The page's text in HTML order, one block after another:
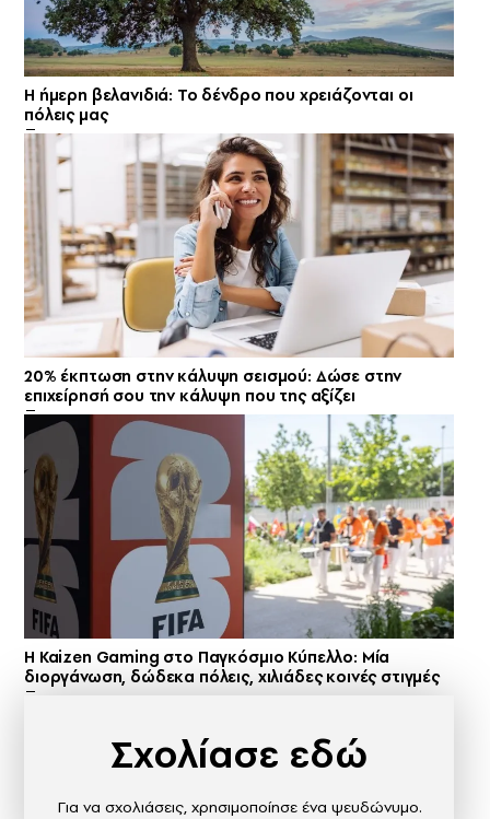
Η ήμερη βελανιδιά: Το δένδρο που χρειάζονται οι
πόλεις μας
20% έκπτωση στην κάλυψη σεισμού: Δώσε στην
επιχείρησή σου την κάλυψη που της αξίζει
H Kaizen Gaming στο Παγκόσμιο Kύπελλο: Μία
διοργάνωση, δώδεκα πόλεις, χιλιάδες κοινές στιγμές
Σχολίασε εδώ
Για να σχολιάσεις, χρησιμοποίησε ένα ψευδώνυμο.